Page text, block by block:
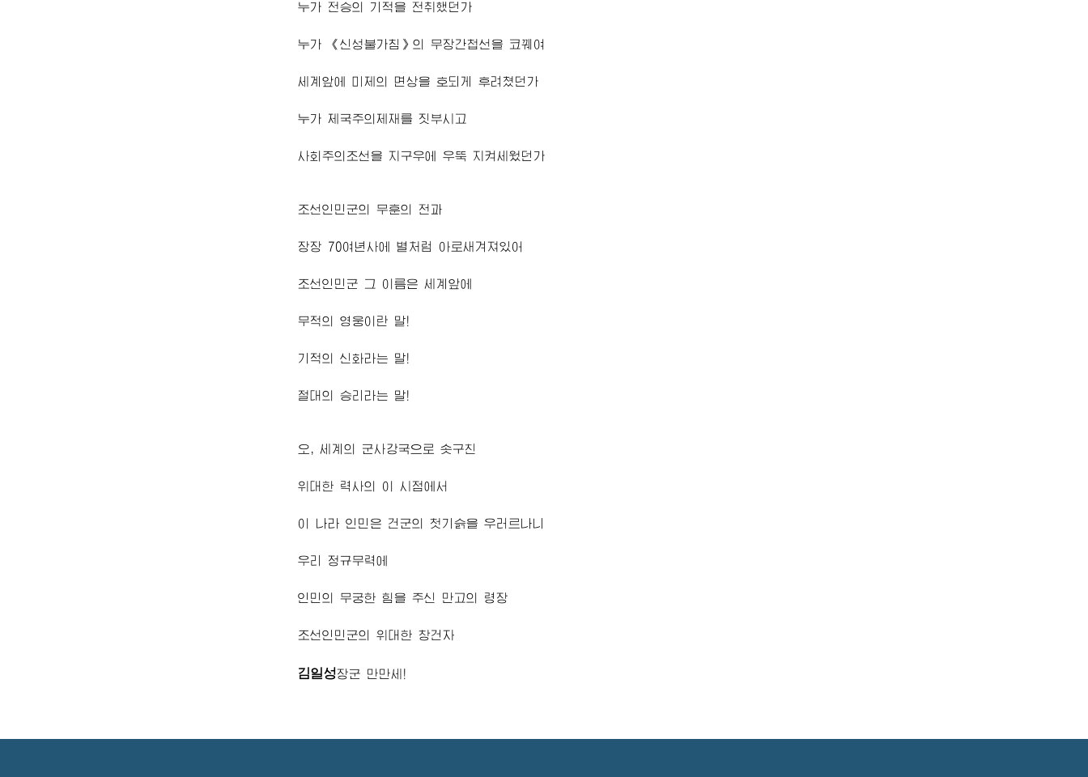
누가 전승의 기적을 전취했던가
누가 《신성불가침》의 무장간첩선을 코꿰여
세계앞에 미제의 면상을 호되게 후려쳤던가
누가 제국주의제재를 짓부시고
사회주의조선을 지구우에 우뚝 지켜세웠던가
조선인민군의 무훈의 전과
장장 70여년사에 별처럼 아로새겨져있어
조선인민군 그 이름은 세계앞에
무적의 영웅이란 말!
기적의 신화라는 말!
절대의 승리라는 말!
오, 세계의 군사강국으로 솟구친
위대한 력사의 이 시점에서
이 나라 인민은 건군의 첫기슭을 우러르나니
우리 정규무력에
인민의 무궁한 힘을 주신 만고의 령장
조선인민군의 위대한 창건자
김일성장군 만만세!